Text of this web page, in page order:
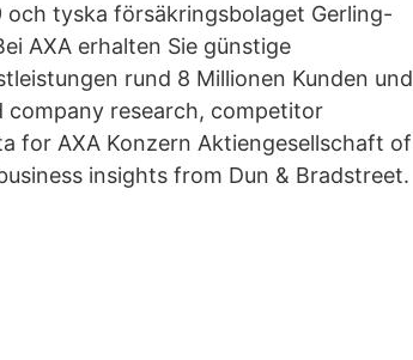
och tyska försäkringsbolaget Gerling-
AXA erhalten Sie günstige
rund 8 Millionen Kunden und
research, competitor
for AXA Konzern Aktiengesellschaft of
insights from Dun & Bradstreet.